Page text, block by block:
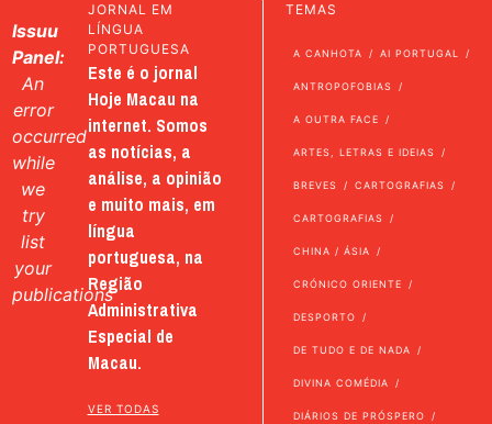
Issuu
Panel:
An
error
occurred
while
we
try
list
your
publications
JORNAL EM
LÍNGUA
PORTUGUESA
Este é o jornal
Hoje Macau na
internet. Somos
as notícias, a
análise, a opinião
e muito mais, em
língua
portuguesa, na
Região
Administrativa
Especial de
Macau.
VER TODAS
TEMAS
A CANHOTA AI PORTUGAL
ANTROPOFOBIAS
A OUTRA FACE
ARTES, LETRAS E IDEIAS
BREVES CARTOGRAFIAS
CARTOGRAFIAS
CHINA / ÁSIA
CRÓNICO ORIENTE
DESPORTO
DE TUDO E DE NADA
DIVINA COMÉDIA
DIÁRIOS DE PRÓSPERO